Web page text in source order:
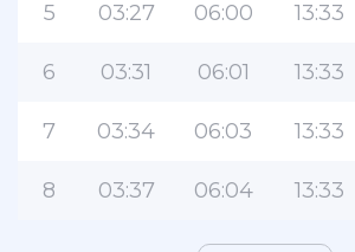
5 03:27 06:00 13:33
6 03:31 06:01 13:33
7 03:34 06:03 13:33
8 03:37 06:04 13:33